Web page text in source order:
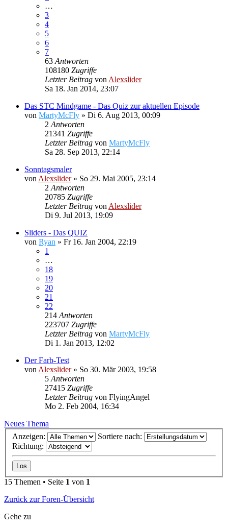
…
3
4
5
6
7
63 Antworten
108180 Zugriffe
Letzter Beitrag von Alexslider
Sa 18. Jan 2014, 23:07
Das STC Mindgame - Das Quiz zur aktuellen Episode
von MartyMcFly » Di 6. Aug 2013, 00:09
2 Antworten
21341 Zugriffe
Letzter Beitrag von MartyMcFly
Sa 28. Sep 2013, 22:14
Sonntagsmaler
von Alexslider» So 29. Mai 2005, 23:14
2 Antworten
20785 Zugriffe
Letzter Beitrag von Alexslider
Di 9. Jul 2013, 19:09
Sliders - Das QUIZ
von Ryan » Fr 16. Jan 2004, 22:19
1
…
18
19
20
21
22
214 Antworten
223707 Zugriffe
Letzter Beitrag von MartyMcFly
Di 1. Jan 2013, 12:02
Der Farb-Test
von Alexslider» So 30. Mär 2003, 19:58
5 Antworten
27415 Zugriffe
Letzter Beitrag von FlyingAngel
Mo 2. Feb 2004, 16:34
Neues Thema
Anzeigen:
Sortiere nach:
Richtung:
15 Themen • Seite 1 von 1
Zurück zur Foren-Übersicht
Gehe zu